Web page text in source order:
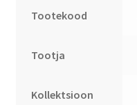
Tootekood
Tootja
Kollektsioon